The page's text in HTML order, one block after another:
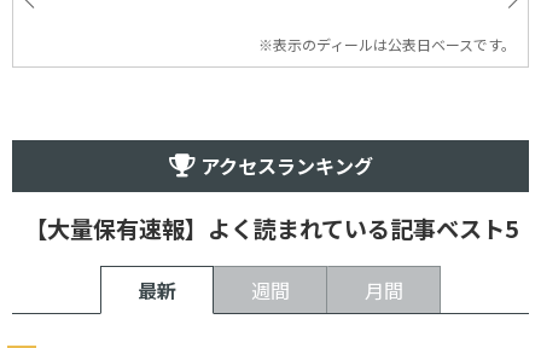
※表示のディールは公表日ベースです。
アクセスランキング
【大量保有速報】よく読まれている記事ベスト5
最新 週間 月間